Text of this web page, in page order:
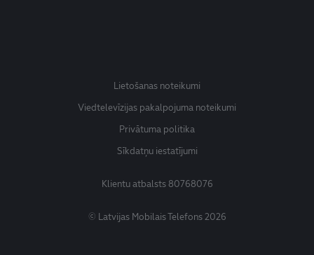
Lietošanas noteikumi
Viedtelevīzijas pakalpojuma noteikumi
Privātuma politika
Sīkdatņu iestatījumi
Klientu atbalsts80768076
© Latvijas Mobilais Telefons 2026